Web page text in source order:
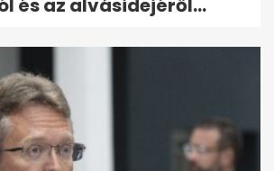
és az alvásidejéről...